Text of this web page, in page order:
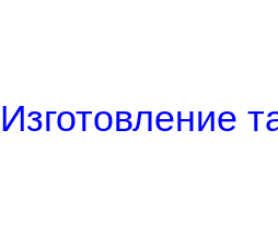
Изготовление